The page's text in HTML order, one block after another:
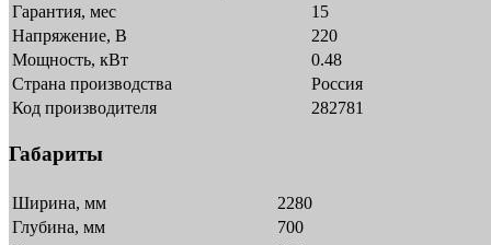
Гарантия, мес
15
Напряжение, В
220
Мощность, кВт
0.48
Страна производства
Россия
Код производителя
282781
Габариты
Ширина, мм
2280
Глубина, мм
700